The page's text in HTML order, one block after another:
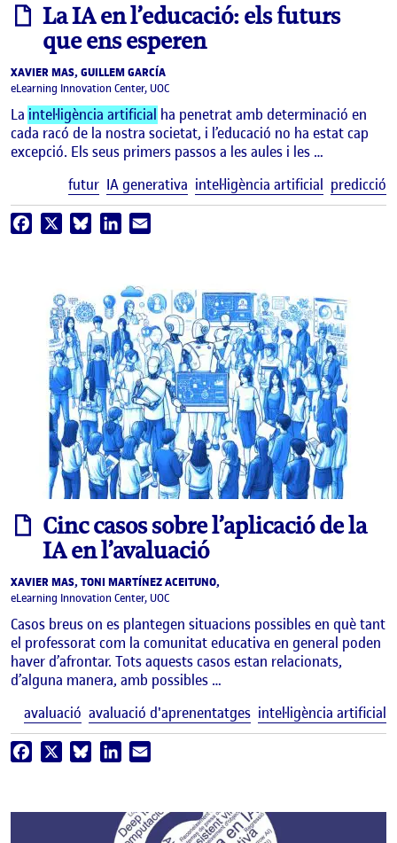
informe
La IA en l’educació: els futurs
que ens esperen
XAVIER MAS, GUILLEM GARCÍA
eLearning Innovation Center, UOC
La intel·ligència artificial ha penetrat amb determinació en
cada racó de la nostra societat, i l’educació no ha estat cap
excepció. Els seus primers passos a les aules i les …
futur IA generativa intel·ligència artificial predicció
Facebook BlueskyLinkedIn
informe
Cinc casos sobre l’aplicació de la
IA en l’avaluació
XAVIER MAS, TONI MARTÍNEZ ACEITUNO,
eLearning Innovation Center, UOC
Casos breus on es plantegen situacions possibles en què tant
el professorat com la comunitat educativa en general poden
haver d’afrontar. Tots aquests casos estan relacionats,
d’alguna manera, amb possibles …
avaluació avaluació d'aprenentatges intel·ligència artificial
Facebook BlueskyLinkedIn